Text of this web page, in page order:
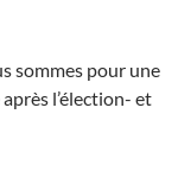
sommes pour une
l’élection- et